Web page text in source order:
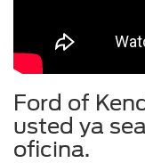
Ford of
usted ya
oficina.